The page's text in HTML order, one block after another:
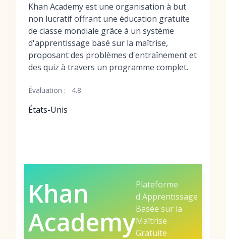
Khan Academy est une organisation à but
non lucratif offrant une éducation gratuite
de classe mondiale grâce à un système
d'apprentissage basé sur la maîtrise,
proposant des problèmes d'entraînement et
des quiz à travers un programme complet.
Évaluation : 4.8
États-Unis
Khan
Academy
Plateforme
d'Apprentissage
Basée sur la
Maîtrise
Gratuite